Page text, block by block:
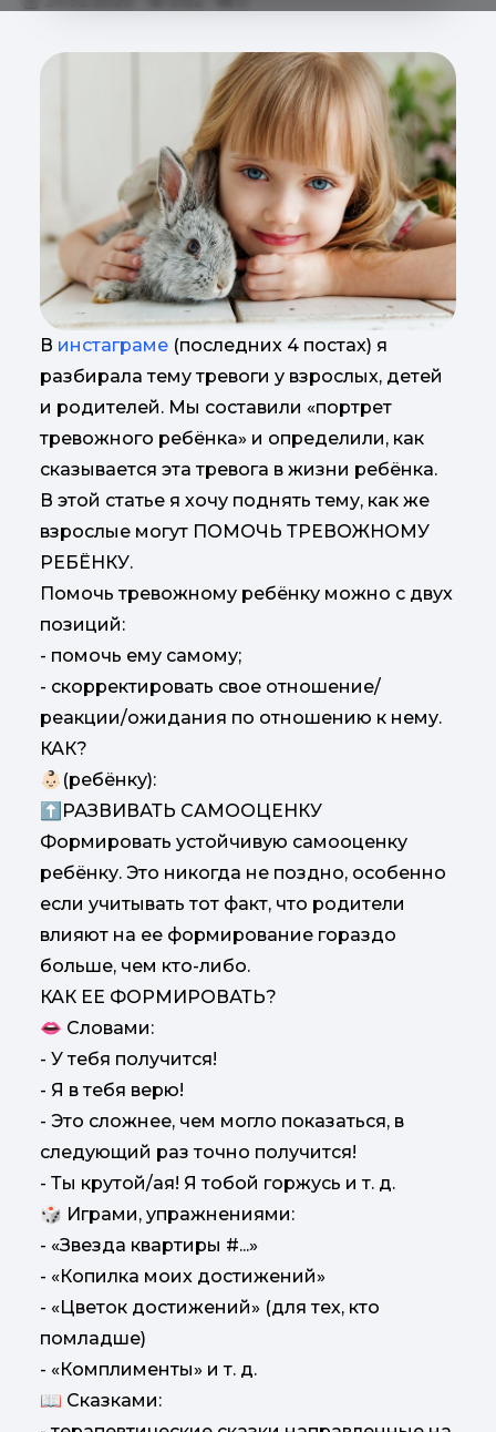
В инстаграме (последних 4 постах) я
разбирала тему тревоги у взрослых, детей
и родителей. Мы составили «портрет
тревожного ребёнка» и определили, как
сказывается эта тревога в жизни ребёнка.
В этой статье я хочу поднять тему, как же
взрослые могут ПОМОЧЬ ТРЕВОЖНОМУ
РЕБЁНКУ.
Помочь тревожному ребёнку можно с двух
позиций:
- помочь ему самому;
- скорректировать свое отношение/
реакции/ожидания по отношению к нему.
КАК?
👶🏻(ребёнку):
⬆️РАЗВИВАТЬ САМООЦЕНКУ
Формировать устойчивую самооценку
ребёнку. Это никогда не поздно, особенно
если учитывать тот факт, что родители
влияют на ее формирование гораздо
больше, чем кто-либо.
КАК ЕЕ ФОРМИРОВАТЬ?
👄 Словами:
- У тебя получится!
- Я в тебя верю!
- Это сложнее, чем могло показаться, в
следующий раз точно получится!
- Ты крутой/ая! Я тобой горжусь и т. д.
🎲 Играми, упражнениями:
- «Звезда квартиры #...»
- «Копилка моих достижений»
- «Цветок достижений» (для тех, кто
помладше)
- «Комплименты» и т. д.
📖 Сказками: